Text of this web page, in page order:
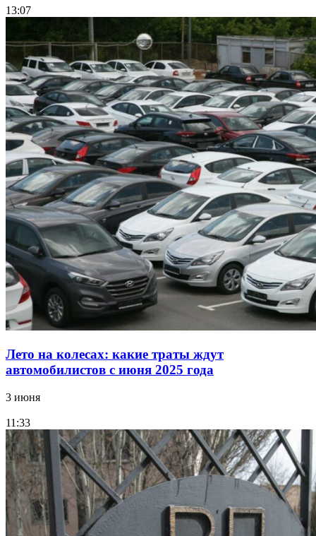
13:07
Лето на колесах: какие траты ждут
автомобилистов с июня 2025 года
3 июня
11:33